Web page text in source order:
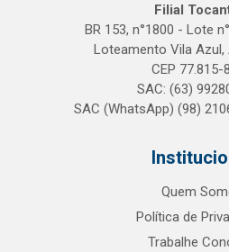
Filial
BR 153, n°1800 - Lote
Loteamento Vila Azul,
CEP 77.815-
SAC: (63)
SAC (WhatsApp) (98)
Quem
Política de
Trabalhe